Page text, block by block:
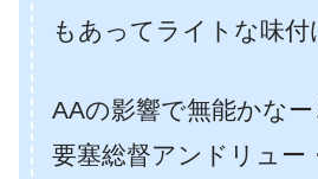
もあってライトな味付
AAの影響で無能かな
要塞総督アンドリュー